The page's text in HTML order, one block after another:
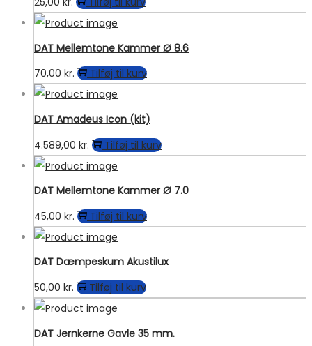
DAT Mellemtone Kammer Ø 8.6
70,00 kr. Tilføj til kurv
DAT Amadeus Icon (kit)
4.589,00 kr. Tilføj til kurv
DAT Mellemtone Kammer Ø 7.0
45,00 kr. Tilføj til kurv
DAT Dæmpeskum Akustilux
50,00 kr. Tilføj til kurv
DAT Jernkerne Gavle 35 mm.